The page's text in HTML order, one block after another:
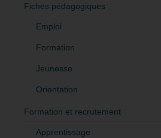
Fiches pédagogiques
Emploi
Formation
Jeunesse
Orientation
Formation et recrutement
Apprentissage